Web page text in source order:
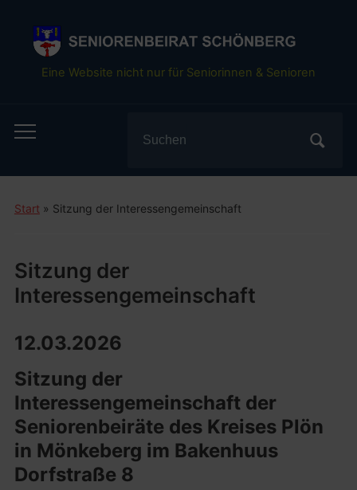
Eine Website nicht nur für Seniorinnen & Senioren
Toggle
menu
for:
Start » Sitzung der Interessengemeinschaft
Sitzung der
Interessengemeinschaft
12.03.2026
Sitzung der
Interessengemeinschaft der
Seniorenbeiräte des Kreises Plön
in Mönkeberg im Bakenhuus
Dorfstraße 8